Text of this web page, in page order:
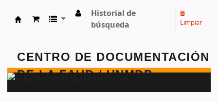
Centro de Documentación - FAUD - Unmdp -
Historial de
búsqueda
Limpiar